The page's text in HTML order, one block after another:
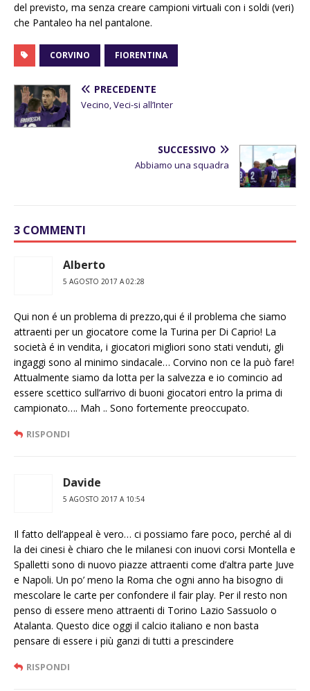
del previsto, ma senza creare campioni virtuali con i soldi (veri)
che Pantaleo ha nel pantalone.
CORVINO FIORENTINA
PRECEDENTE
Vecino, Veci-si all’Inter
SUCCESSIVO
Abbiamo una squadra
3 COMMENTI
Alberto
5 AGOSTO 2017 A 02:28
Qui non é un problema di prezzo,qui é il problema che siamo
attraenti per un giocatore come la Turina per Di Caprio! La
società é in vendita, i giocatori migliori sono stati venduti, gli
ingaggi sono al minimo sindacale… Corvino non ce la può fare!
Attualmente siamo da lotta per la salvezza e io comincio ad
essere scettico sull’arrivo di buoni giocatori entro la prima di
campionato…. Mah .. Sono fortemente preoccupato.
RISPONDI
Davide
5 AGOSTO 2017 A 10:54
Il fatto dell’appeal è vero… ci possiamo fare poco, perché al di
la dei cinesi è chiaro che le milanesi con inuovi corsi Montella e
Spalletti sono di nuovo piazze attraenti come d’altra parte Juve
e Napoli. Un po’ meno la Roma che ogni anno ha bisogno di
mescolare le carte per confondere il fair play. Per il resto non
penso di essere meno attraenti di Torino Lazio Sassuolo o
Atalanta. Questo dice oggi il calcio italiano e non basta
pensare di essere i più ganzi di tutti a prescindere
RISPONDI